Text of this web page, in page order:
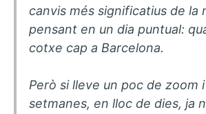
canvis més significatius de la
pensant en un dia puntual:
cotxe cap a Barcelona.
Però si lleve un poc de zoom
setmanes, en lloc de dies, ja